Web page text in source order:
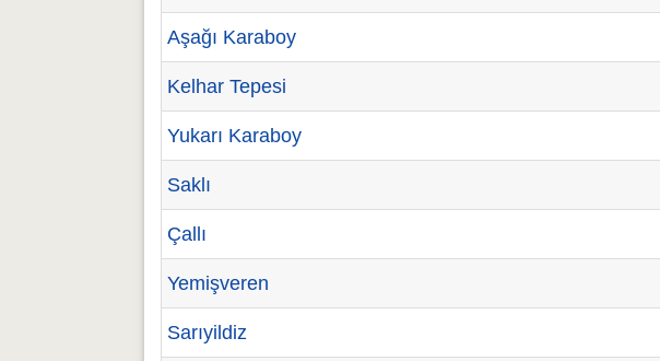
Aşağı Karaboy
Kelhar Tepesi
Yukarı Karaboy
Saklı
Çallı
Yemişveren
Sarıyildiz